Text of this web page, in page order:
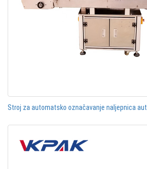
Stroj za automatsko označavanje naljepnica